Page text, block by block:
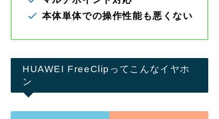
本体単体での操作性能も悪くない
HUAWEI FreeClipってこんなイヤホ
ン